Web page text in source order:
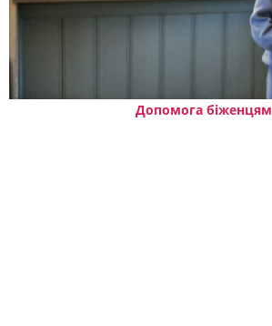
Допомога біженцям